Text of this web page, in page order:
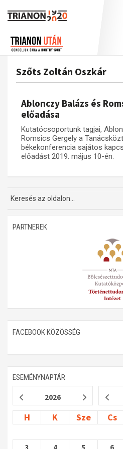
interpretációk
A
Adatbázis
Menekültek
Visszhang
Publikációk
Szőts Zoltán Oszkár
Ablonczy Balázs és
előadása
Kutatócsoportunk tagjai,
Romsics Gergely a
békekonferencia sajátos
előadást 2019. május 10-én.
PARTNEREK
FACEBOOK KÖZÖSSÉG
ESEMÉNYNAPTÁR
2026
H K Sze Cs